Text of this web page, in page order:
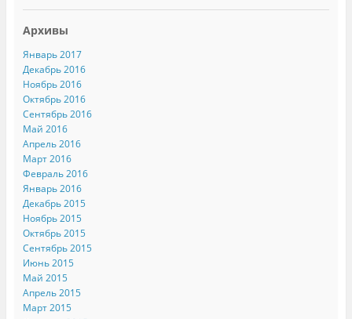
Архивы
Январь 2017
Декабрь 2016
Ноябрь 2016
Октябрь 2016
Сентябрь 2016
Май 2016
Апрель 2016
Март 2016
Февраль 2016
Январь 2016
Декабрь 2015
Ноябрь 2015
Октябрь 2015
Сентябрь 2015
Июнь 2015
Май 2015
Апрель 2015
Март 2015